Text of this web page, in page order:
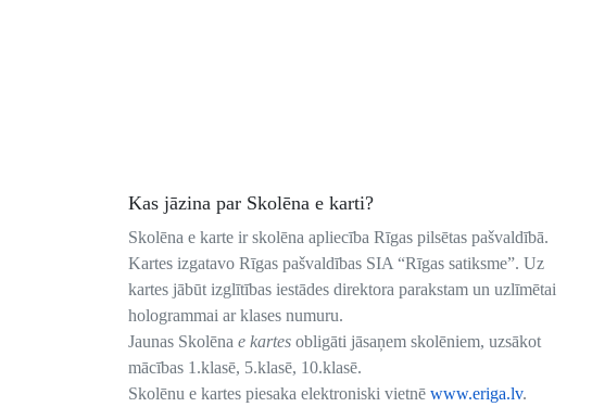
Kas jāzina par Skolēna e karti?
Skolēna e karte ir skolēna apliecība Rīgas pilsētas pašvaldībā.
Kartes izgatavo Rīgas pašvaldības SIA “Rīgas satiksme”. Uz
kartes jābūt izglītības iestādes direktora parakstam un uzlīmētai
hologrammai ar klases numuru.
Jaunas Skolēna e kartes obligāti jāsaņem skolēniem, uzsākot
mācības 1.klasē, 5.klasē, 10.klasē.
Skolēnu e kartes piesaka elektroniski vietnē www.eriga.lv.